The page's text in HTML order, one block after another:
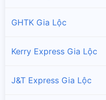
GHTK Gia Lộc
Kerry Express Gia Lộc
J&T Express Gia Lộc